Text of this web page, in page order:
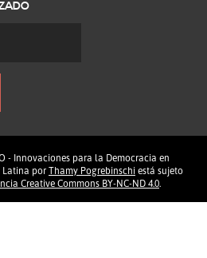
- Innovaciones para la Democracia en
Latina por Thamy Pogrebinschi está sujeto
Creative Commons BY-NC-ND 4.0.